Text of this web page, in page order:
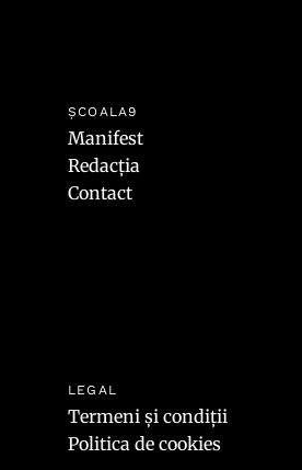
ȘCOALA9
Manifest
Redacția
Contact
LEGAL
Termeni și condiții
Politica de cookies